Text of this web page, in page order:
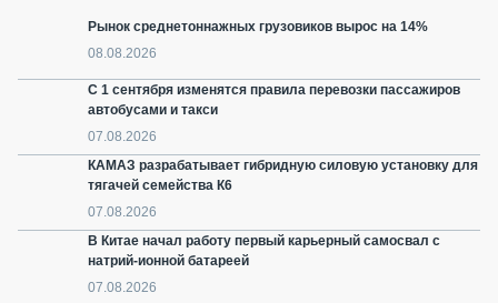
Рынок среднетоннажных грузовиков вырос на 14%
08.08.2026
С 1 сентября изменятся правила перевозки пассажиров
автобусами и такси
07.08.2026
КАМАЗ разрабатывает гибридную силовую установку для
тягачей семейства К6
07.08.2026
В Китае начал работу первый карьерный самосвал с
натрий-ионной батареей
07.08.2026